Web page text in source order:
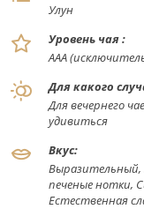
Улун
Уровень чая :
ААА
Для какого
Для вечернего
удивиться
Вкус:
печеные нотки,
Естественная